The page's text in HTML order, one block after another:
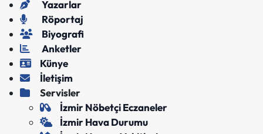
Yazarlar
Röportaj
Biyografi
Anketler
Künye
İletişim
Servisler
İzmir Nöbetçi Eczaneler
İzmir Hava Durumu